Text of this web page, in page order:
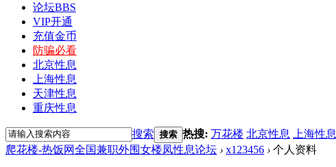
论坛BBS
VIP开通
充值金币
防骗必看
北京性息
上海性息
天津性息
重庆性息
搜索 搜索 热搜: 万花楼 北京性息 上海性息
爬花楼-热饭网全国兼职外围女楼凤性息论坛 › x123456 › 个人资料